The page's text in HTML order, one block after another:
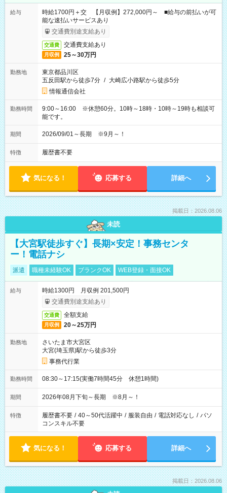
給与
時給1700円＋交 【月収例】272,000円～ ■給与の前払いが可
能な速払いサービスあり
交通費別途支給あり
交通費 交通費支給あり
月収例 25～30万円
勤務地
東京都品川区
五反田駅から徒歩7分 / 大崎広小路駅から徒歩5分
情報通信会社
勤務時間
9:00～16:00 ※休憩60分。10時～18時・10時～19時も相談可
能です。
期間 2026/09/01～長期 ※9月～！
特徴 履歴書不要
気になる！ 応募する 詳細へ
掲載日：2026.08.06
未読
【大宮駅徒歩すぐ】長期×安定！事務センタ
ー！電話ナシ
派遣 職種未経験OK ブランクOK WEB登録・面接OK
給与
時給1300円 月収例 201,500円
交通費別途支給あり
交通費 全額支給
月収例 20～25万円
勤務地
さいたま市大宮区
大宮(埼玉県)駅から徒歩3分
事務代行業
勤務時間 08:30～17:15(実働7時間45分 休憩1時間)
期間 2026年08月下旬～長期 ※8月～！
特徴 履歴書不要 / 40～50代活躍中 / 服装自由 / 電話対応なし / パソ
コンスキル不要
気になる！ 応募する 詳細へ
掲載日：2026.08.06